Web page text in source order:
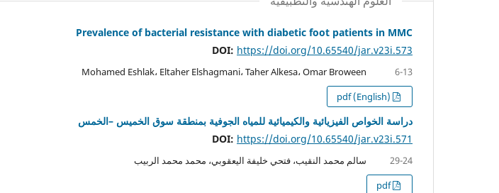
Prevalence of bacterial resistance with diabetic foot patients in MMC
DOI: https://doi.org/10.65540/jar.v23i.573
Mohamed Eshlak، Eltaher Elshagmani، Taher Alkesa، Omar Broween
6-13
دراسة الخواص الفيزيائية والكيميائية للمياه الجوفية بمنطقة سوق الخميس –الخمس
DOI: https://doi.org/10.65540/jar.v23i.571
سالم محمد النقيب، فتحي خليفة اليعقوبي، محمد محمد الربيب
29-24
pdf